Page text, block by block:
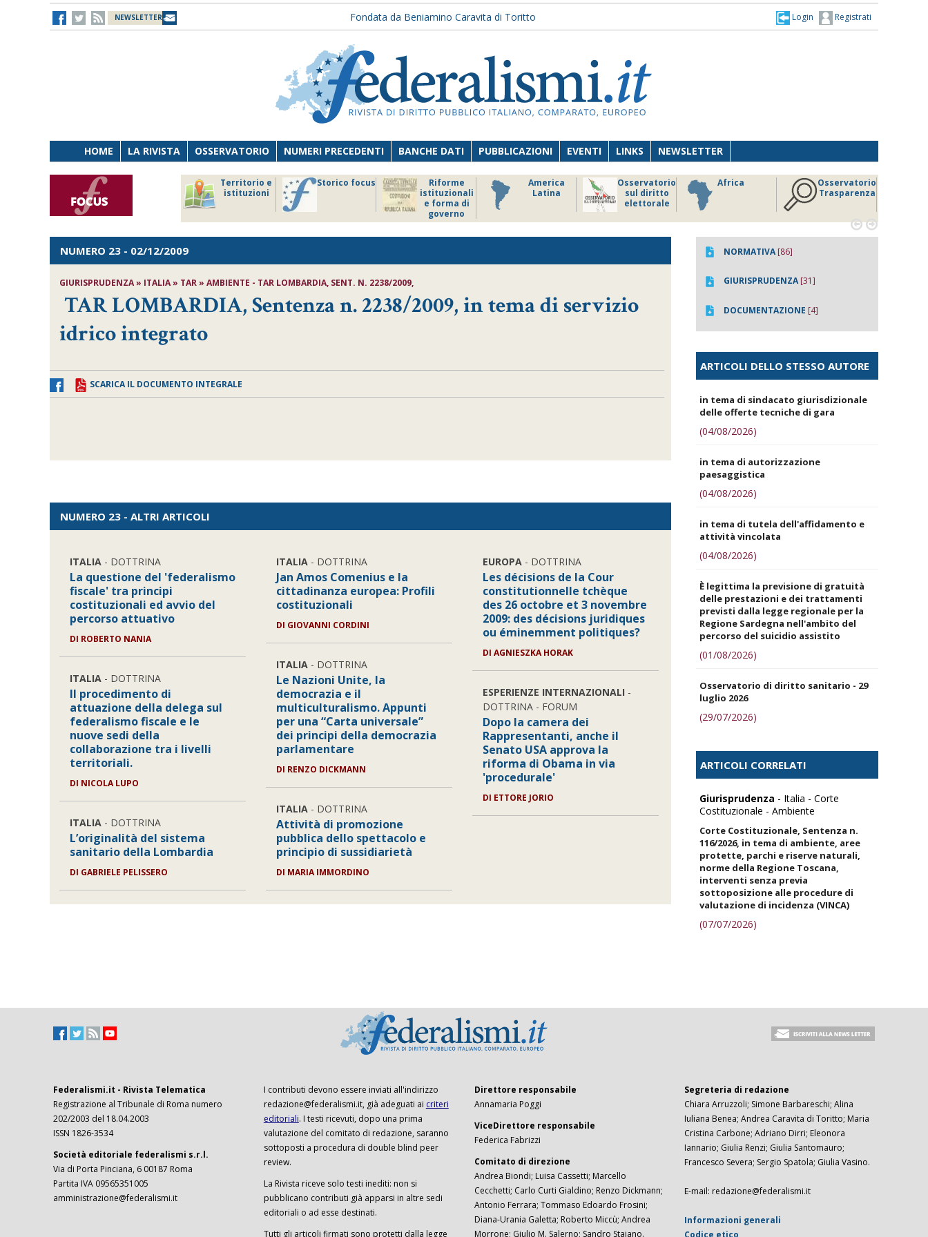
NEWSLETTER Fondata da Beniamino Caravita di Toritto Registrati
Login
HOME LA RIVISTA OSSERVATORIO NUMERI PRECEDENTI BANCHE DATI PUBBLICAZIONI EVENTI LINKS NEWSLETTER
Territorio e
istituzioni
Storico focus
Riforme
istituzionali
e forma di
governo
America
Latina
Osservatorio
sul diritto
elettorale
Africa
Osservatorio
Trasparenza
 
NUMERO 23 - 02/12/2009
GIURISPRUDENZA » ITALIA » TAR » AMBIENTE - TAR LOMBARDIA, SENT. N. 2238/2009,
TAR LOMBARDIA, Sentenza n. 2238/2009, in tema di servizio
idrico integrato
SCARICA IL DOCUMENTO INTEGRALE
NUMERO 23 - ALTRI ARTICOLI
ITALIA - DOTTRINA
La questione del 'federalismo
fiscale' tra principi
costituzionali ed avvio del
percorso attuativo
DI ROBERTO NANIA
ITALIA - DOTTRINA
Il procedimento di
attuazione della delega sul
federalismo fiscale e le
nuove sedi della
collaborazione tra i livelli
territoriali.
DI NICOLA LUPO
ITALIA - DOTTRINA
L’originalità del sistema
sanitario della Lombardia
DI GABRIELE PELISSERO
ITALIA - DOTTRINA
Jan Amos Comenius e la
cittadinanza europea: Profili
costituzionali
DI GIOVANNI CORDINI
ITALIA - DOTTRINA
Le Nazioni Unite, la
democrazia e il
multiculturalismo. Appunti
per una “Carta universale”
dei principi della democrazia
parlamentare
DI RENZO DICKMANN
ITALIA - DOTTRINA
Attività di promozione
pubblica dello spettacolo e
principio di sussidiarietà
DI MARIA IMMORDINO
EUROPA- DOTTRINA
Les décisions de la Cour
constitutionnelle tchèque
des 26 octobre et 3 novembre
2009: des décisions juridiques
ou éminemment politiques?
DI AGNIESZKA HORAK
ESPERIENZE INTERNAZIONALI -
DOTTRINA - FORUM
Dopo la camera dei
Rappresentanti, anche il
Senato USA approva la
riforma di Obama in via
'procedurale'
DI ETTORE JORIO
NORMATIVA[86]
GIURISPRUDENZA[31]
DOCUMENTAZIONE [4]
ARTICOLI DELLO STESSO AUTORE
in tema di sindacato giurisdizionale
delle offerte tecniche di gara
(04/08/2026)
in tema di autorizzazione
paesaggistica
(04/08/2026)
in tema di tutela dell'affidamento e
attività vincolata
(04/08/2026)
È legittima la previsione di gratuità
delle prestazioni e dei trattamenti
previsti dalla legge regionale per la
Regione Sardegna nell'ambito del
percorso del suicidio assistito
(01/08/2026)
Osservatorio di diritto sanitario - 29
luglio 2026
(29/07/2026)
ARTICOLI CORRELATI
Giurisprudenza - Italia - Corte
Costituzionale - Ambiente
Corte Costituzionale, Sentenza n.
116/2026, in tema di ambiente, aree
protette, parchi e riserve naturali,
norme della Regione Toscana,
interventi senza previa
sottoposizione alle procedure di
valutazione di incidenza (VINCA)
(07/07/2026)
Federalismi.it - Rivista Telematica
Registrazione al Tribunale di Roma numero
202/2003 del 18.04.2003
ISSN 1826-3534
Società editoriale federalismi s.r.l.
Via di Porta Pinciana, 6 00187 Roma
Partita IVA 09565351005
amministrazione@federalismi.it
I contributi devono essere inviati all'indirizzo
redazione@federalismi.it, già adeguati ai criteri
editoriali. I testi ricevuti, dopo una prima
valutazione del comitato di redazione, saranno
sottoposti a procedura di double blind peer
review.
La Rivista riceve solo testi inediti: non si
pubblicano contributi già apparsi in altre sedi
editoriali o ad esse destinati.
Tutti gli articoli firmati sono protetti dalla legge
Direttore responsabile
Annamaria Poggi
ViceDirettore responsabile
Federica Fabrizzi
Comitato di direzione
Andrea Biondi; Luisa Cassetti; Marcello
Cecchetti; Carlo Curti Gialdino; Renzo Dickmann;
Antonio Ferrara; Tommaso Edoardo Frosini;
Diana-Urania Galetta; Roberto Miccù; Andrea
Morrone; Giulio M. Salerno; Sandro Staiano.
Segreteria di redazione
Chiara Arruzzoli; Simone Barbareschi; Alina
Iuliana Benea; Andrea Caravita di Toritto; Maria
Cristina Carbone; Adriano Dirri; Eleonora
Iannario; Giulia Renzi; Giulia Santomauro;
Francesco Severa; Sergio Spatola; Giulia Vasino.
E-mail: redazione@federalismi.it
Informazioni generali
Codice etico